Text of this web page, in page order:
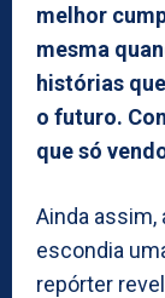
melhor
mesma
histórias
o futuro.
que só
Ainda
escondia
repórter